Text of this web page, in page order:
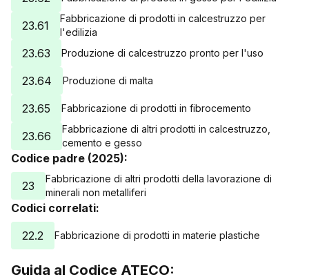
23.61
Fabbricazione di prodotti in calcestruzzo per
l'edilizia
23.63 Produzione di calcestruzzo pronto per l'uso
23.64 Produzione di malta
23.65 Fabbricazione di prodotti in fibrocemento
23.66
Fabbricazione di altri prodotti in calcestruzzo,
cemento e gesso
Codice padre (2025):
23
Fabbricazione di altri prodotti della lavorazione di
minerali non metalliferi
Codici correlati:
22.2
Fabbricazione di prodotti in materie plastiche
Guida al Codice ATECO: